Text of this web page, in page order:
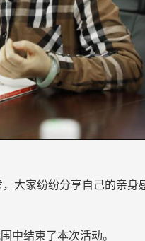
大家纷纷分享自己的亲
中结束了本次活动。